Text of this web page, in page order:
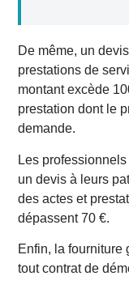
De même, un
prestations de
montant excède
prestation dont le
demande.
Les
un devis à leurs
des actes et
dépassent 70 €.
Enfin, la fourniture
tout contrat de